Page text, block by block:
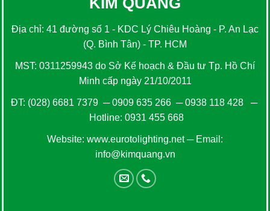
Địa chỉ: 41 đường số 1 - KDC Lý Chiêu Hoàng - P. An Lạc
(Q. Bình Tân) - TP. HCM
MST: 0311259943 do Sở Kế hoạch & Đầu tư Tp. Hồ Chí
Minh cấp ngày 21/10/2011
ĐT: (028) 6681 7379 ─0909 635 266─0938 118 428─
Hotline: 0931 455 668
Website: www.eurotolighting.net─ Email:
info@kimquang.vn